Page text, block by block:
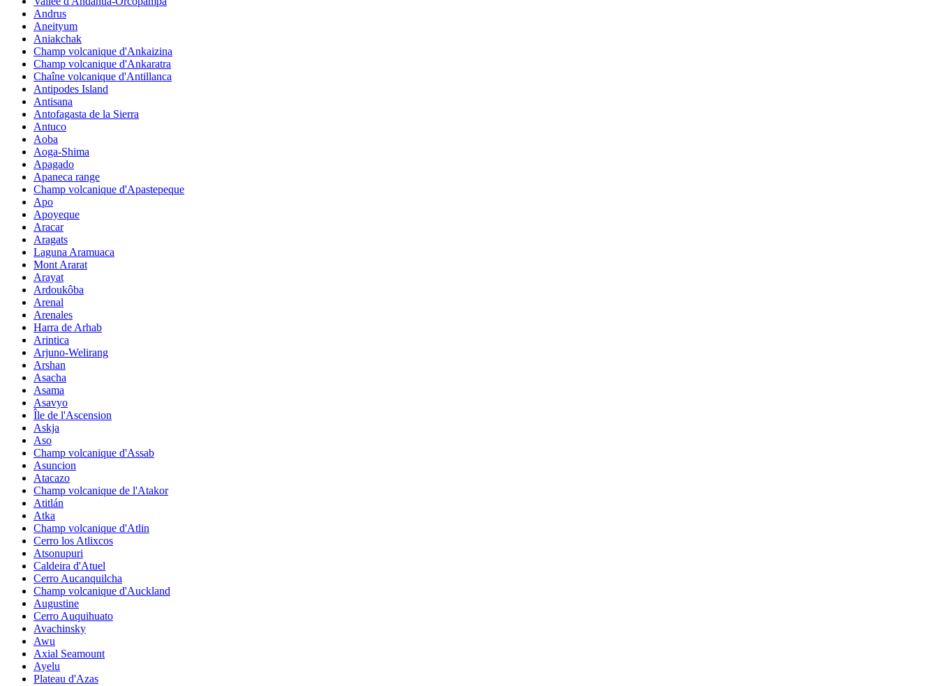
Andrus
Aneityum
Aniakchak
Champ volcanique d'Ankaizina
Champ volcanique d'Ankaratra
Chaîne volcanique d'Antillanca
Antipodes Island
Antisana
Antofagasta de la Sierra
Antuco
Aoba
Aoga-Shima
Apagado
Apaneca range
Champ volcanique d'Apastepeque
Apo
Apoyeque
Aracar
Aragats
Laguna Aramuaca
Mont Ararat
Arayat
Ardoukôba
Arenal
Arenales
Harra de Arhab
Arintica
Arjuno-Welirang
Arshan
Asacha
Asama
Asavyo
Île de l'Ascension
Askja
Aso
Champ volcanique d'Assab
Asuncion
Atacazo
Champ volcanique de l'Atakor
Atitlán
Atka
Champ volcanique d'Atlin
Cerro los Atlixcos
Atsonupuri
Caldeira d'Atuel
Cerro Aucanquilcha
Champ volcanique d'Auckland
Augustine
Cerro Auquihuato
Avachinsky
Awu
Axial Seamount
Ayelu
Plateau d'Azas